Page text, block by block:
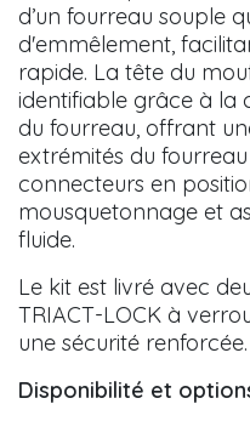
d’un fourreau souple
d'emmêlement,
rapide. La tête du
identifiable grâce à la
du fourreau, offrant
extrémités du
connecteurs en
mousquetonnage et
fluide.
Le kit est livré avec
TRIACT-LOCK à
une sécurité renforcée.
Disponibilité et